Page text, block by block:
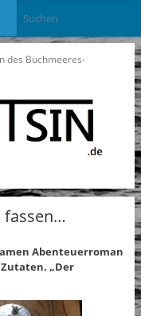
des Buchmeeres-
fassen…
Abenteuerroman
„Der